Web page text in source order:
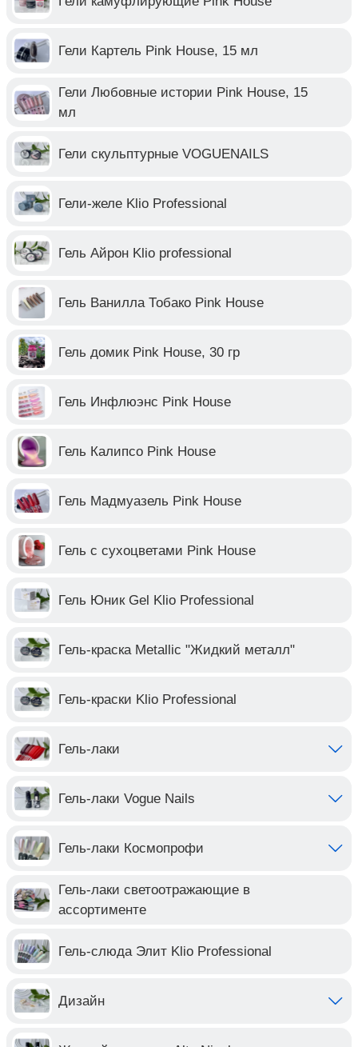
Гели Картель Pink House, 15 мл
Гели Любовные истории Pink House, 15
мл
Гели скульптурные VOGUENAILS
Гели-желе Klio Professional
Гель Айрон Klio professional
Гель Ванилла Тобако Pink House
Гель домик Pink House, 30 гр
Гель Инфлюэнс Pink House
Гель Калипсо Pink House
Гель Мадмуазель Pink House
Гель с сухоцветами Pink House
Гель Юник Gel Klio Professional
Гель-краска Metallic "Жидкий металл"
Гель-краски Klio Professional
Гель-лаки
Гель-лаки Vogue Nails
Гель-лаки Космопрофи
Гель-лаки светоотражающие в
ассортименте
Гель-слюда Элит Klio Professional
Дизайн